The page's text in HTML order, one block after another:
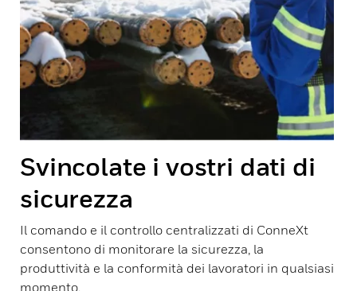
Svincolate i vostri dati di
sicurezza
Il comando e il controllo centralizzati di ConneXt
consentono di monitorare la sicurezza, la
produttività e la conformità dei lavoratori in qualsiasi
momento.